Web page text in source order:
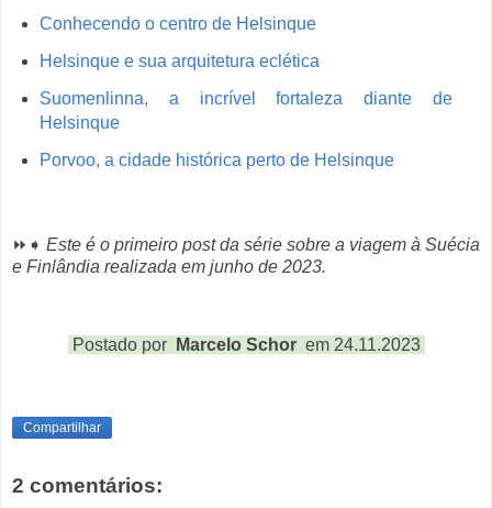
Conhecendo o centro de Helsinque
Helsinque e sua arquitetura eclética
Suomenlinna, a incrível fortaleza diante de
Helsinque
Porvoo, a cidade histórica perto de Helsinque
⏩➧ Este é o primeiro post da série sobre a viagem à Suécia
e Finlândia realizada em junho de 2023.
Postado por Marcelo Schor em 24.11.2023
Compartilhar
2 comentários: